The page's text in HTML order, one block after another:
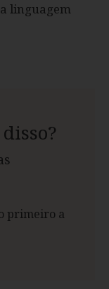
linguagem
primeiro a